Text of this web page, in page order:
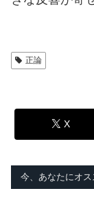
正論
X
今、あなたにオ